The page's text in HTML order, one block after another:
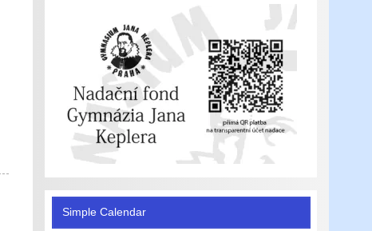
Simple Calendar